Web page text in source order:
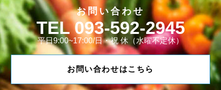
お問い合わせ
093-592-2945
平日9:00~17:00/日・祝 休（水曜不定休）
お問い合わせはこちら